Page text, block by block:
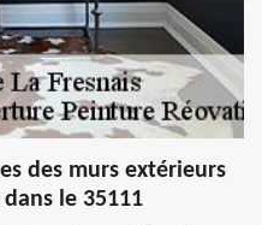
des murs extérieurs
le 35111